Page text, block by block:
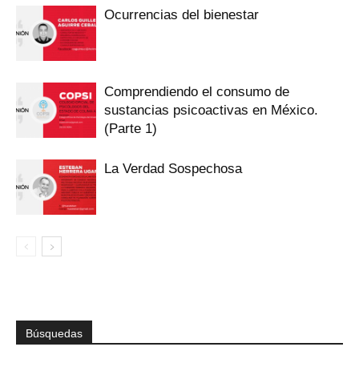
Ocurrencias del bienestar
Comprendiendo el consumo de
sustancias psicoactivas en México.
(Parte 1)
La Verdad Sospechosa
Búsquedas